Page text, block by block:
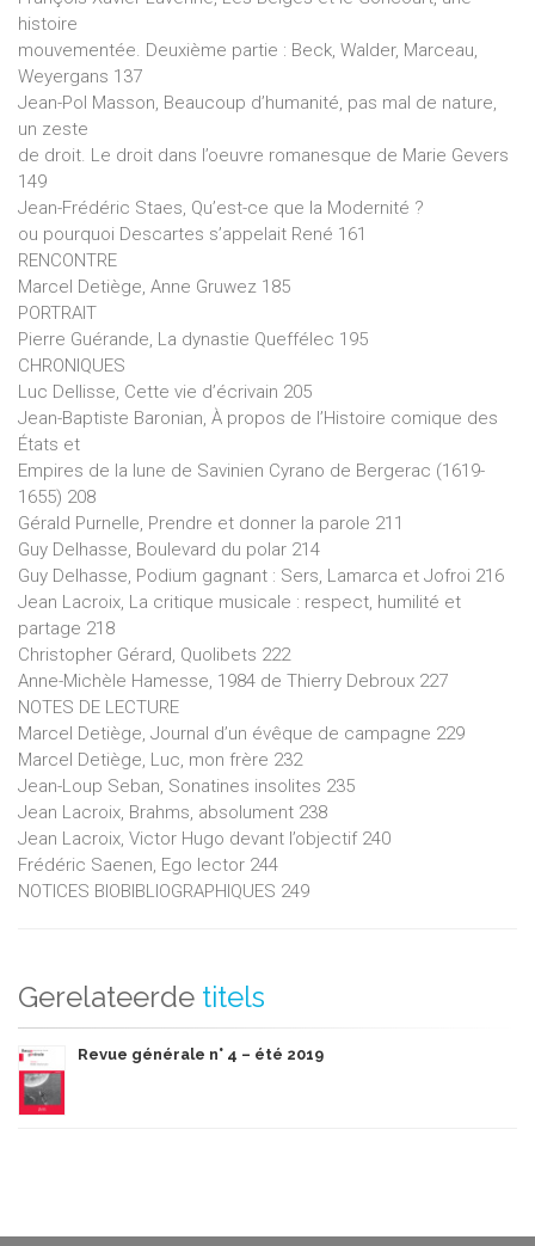
histoire
mouvementée. Deuxième partie : Beck, Walder, Marceau,
Weyergans 137
Jean-Pol Masson, Beaucoup d’humanité, pas mal de nature,
un zeste
de droit. Le droit dans l’oeuvre romanesque de Marie Gevers
149
Jean-Frédéric Staes, Qu’est-ce que la Modernité ?
ou pourquoi Descartes s’appelait René 161
RENCONTRE
Marcel Detiège, Anne Gruwez 185
PORTRAIT
Pierre Guérande, La dynastie Queffélec 195
CHRONIQUES
Luc Dellisse, Cette vie d’écrivain 205
Jean-Baptiste Baronian, À propos de l’Histoire comique des
États et
Empires de la lune de Savinien Cyrano de Bergerac (1619-
1655) 208
Gérald Purnelle, Prendre et donner la parole 211
Guy Delhasse, Boulevard du polar 214
Guy Delhasse, Podium gagnant : Sers, Lamarca et Jofroi 216
Jean Lacroix, La critique musicale : respect, humilité et
partage 218
Christopher Gérard, Quolibets 222
Anne-Michèle Hamesse, 1984 de Thierry Debroux 227
NOTES DE LECTURE
Marcel Detiège, Journal d’un évêque de campagne 229
Marcel Detiège, Luc, mon frère 232
Jean-Loup Seban, Sonatines insolites 235
Jean Lacroix, Brahms, absolument 238
Jean Lacroix, Victor Hugo devant l’objectif 240
Frédéric Saenen, Ego lector 244
NOTICES BIOBIBLIOGRAPHIQUES 249
Gerelateerde titels
Revue générale n° 4 – été 2019